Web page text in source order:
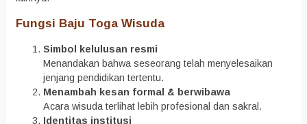
Fungsi Baju Toga Wisuda
Simbol kelulusan resmi
Menandakan bahwa seseorang telah menyelesaikan
jenjang pendidikan tertentu.
Menambah kesan formal & berwibawa
Acara wisuda terlihat lebih profesional dan sakral.
Identitas institusi